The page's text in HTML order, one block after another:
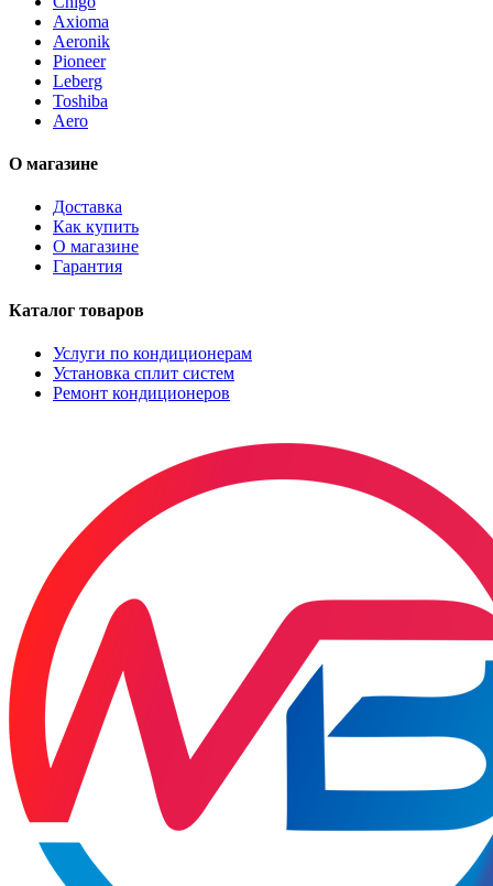
Axioma
Aeronik
Pioneer
Leberg
Toshiba
Aero
О магазине
Доставка
Как купить
О магазине
Гарантия
Каталог товаров
Услуги по кондиционерам
Установка сплит систем
Ремонт кондиционеров